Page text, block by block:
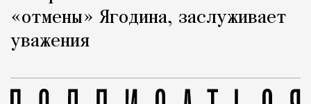
«отмены» Ягодина, заслуживает
уважения